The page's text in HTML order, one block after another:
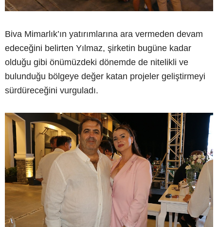
Biva Mimarlık’ın yatırımlarına ara vermeden devam
edeceğini belirten Yılmaz, şirketin bugüne kadar
olduğu gibi önümüzdeki dönemde de nitelikli ve
bulunduğu bölgeye değer katan projeler geliştirmeyi
sürdüreceğini vurguladı.